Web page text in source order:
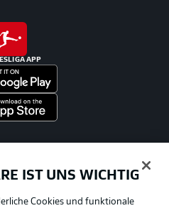
APP
IST UNS WICHTIG
Cookies und funktionale